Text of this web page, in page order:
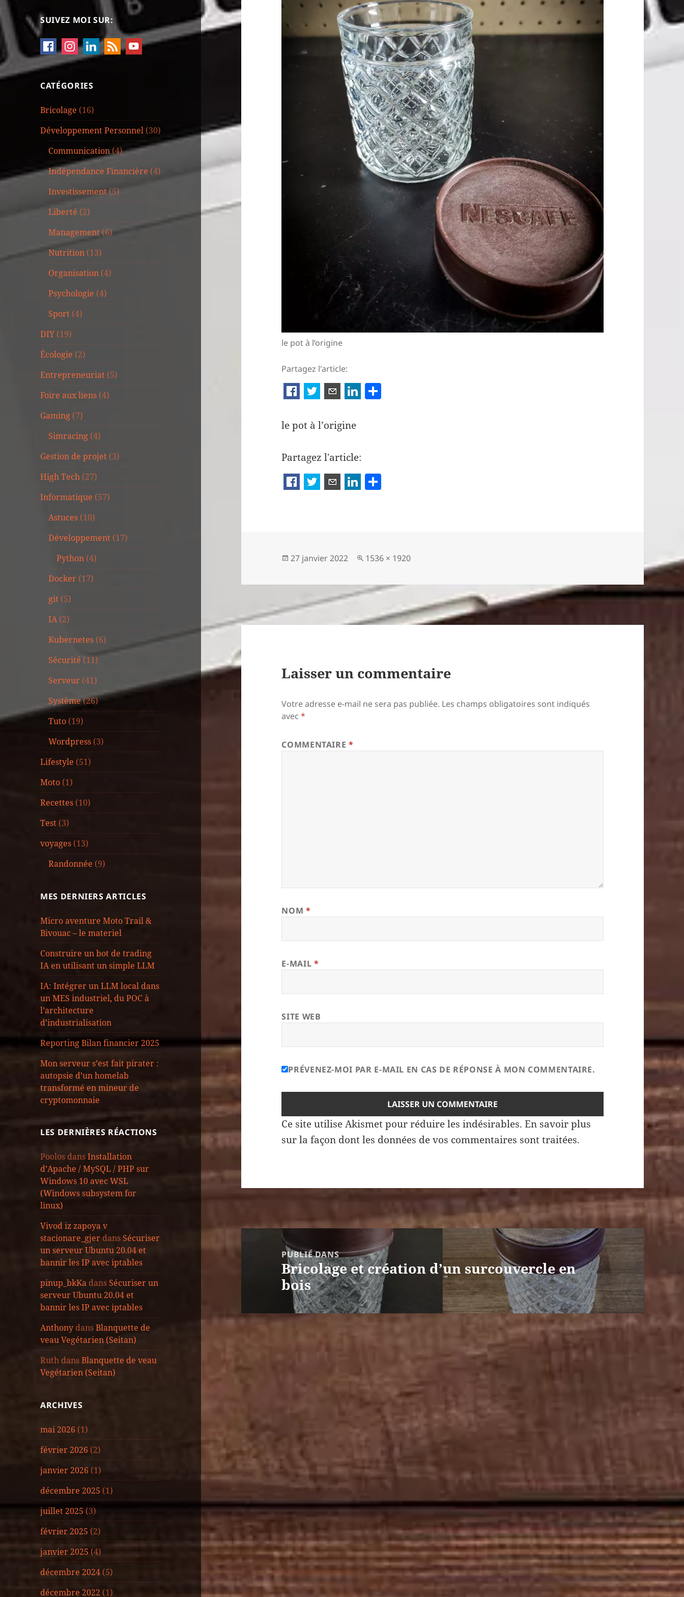
SUIVEZ MOI SUR:
CATÉGORIES
Bricolage (16)
Développement Personnel (30)
Communication(4)
Indépendance Financière (4)
Investissement (5)
Liberté (2)
Management(6)
Nutrition (13)
Organisation (4)
Psychologie (4)
Sport (4)
DIY (19)
Écologie (2)
Entrepreneuriat (5)
Foire aux liens (4)
Gaming (7)
Simracing (4)
Gestion de projet (3)
High Tech (27)
Informatique (57)
Astuces (10)
Développement (17)
Python (4)
Docker (17)
git (5)
IA(2)
Kubernetes (6)
Sécurité (11)
Serveur (41)
Système(26)
Tuto (19)
Wordpress (3)
Lifestyle (51)
Moto (1)
Recettes (10)
Test (3)
voyages (13)
Randonnée (9)
MES DERNIERS ARTICLES
Micro aventure Moto Trail &
Bivouac – le materiel
Construire un bot de trading
IA en utilisant un simple LLM
IA: Intégrer un LLM local dans
un MES industriel, du POC à
l’architecture
d’industrialisation
Reporting Bilan financier 2025
Mon serveur s’est fait pirater :
autopsie d’un homelab
transformé en mineur de
cryptomonnaie
LES DERNIÈRES RÉACTIONS
Poolos dansInstallation
d’Apache / MySQL / PHP sur
Windows 10 avec WSL
(Windows subsystem for
linux)
Vivod iz zapoya v
stacionare_gjer dansSécuriser
un serveur Ubuntu 20.04 et
bannir les IP avec iptables
pinup_bkKa dans Sécuriser un
serveur Ubuntu 20.04 et
bannir les IP avec iptables
Anthony dansBlanquette de
veau Vegétarien (Seitan)
Ruth dansBlanquette de veau
Vegétarien (Seitan)
ARCHIVES
mai 2026 (1)
février 2026 (2)
janvier 2026 (1)
décembre 2025 (1)
juillet 2025 (3)
février 2025 (2)
janvier 2025 (4)
décembre 2024 (5)
décembre 2022 (1)
le pot à l’origine
Partagez l'article:
le pot à l’origine
Partagez l'article:
er
Publié
27 janvier 2022
Taille
1536 × 1920
Laisser un commentaire
Votre adresse e-mail ne sera pas publiée. Les champs obligatoires sont indiqués
avec*
COMMENTAIRE*
NOM *
E-MAIL *
SITE WEB
PRÉVENEZ-MOI PAR E-MAIL EN CAS DE RÉPONSE À MON COMMENTAIRE.
Ce site utilise Akismet pour réduire les indésirables.En savoir plus
sur la façon dont les données de vos commentaires sont traitées.
Navigation
PUBLIÉ DANS
Bricolage et création d’un surcouvercle en
bois